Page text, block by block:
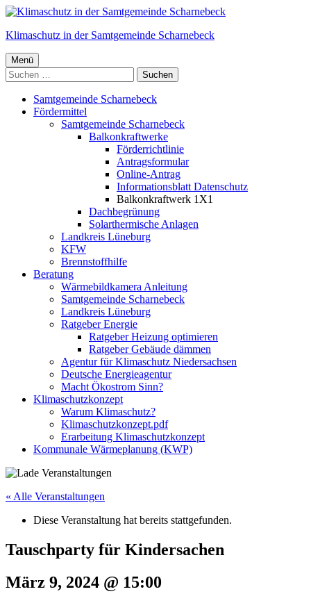
Springe
Inhalt
Klimaschutz in der Samtgemeinde Scharnebeck
Primäres
Menü
Menü
Suchen
nach:
Samtgemeinde Scharnebeck
Fördermittel
Samtgemeinde Scharnebeck
Balkonkraftwerke
Förderrichtlinie
Antragsformular
Online-Antrag
Informationsblatt Datenschutz
Balkonkraftwerk 1X1
Dachbegrünung
Solarthermische Anlagen
Landkreis Lüneburg
KFW
Brennstoffhilfe
Beratung
Wärmebildkamera Anleitung
Samtgemeinde Scharnebeck
Landkreis Lüneburg
Ratgeber Energie
Ratgeber Heizung optimieren
Ratgeber Gebäude dämmen
Agentur für Klimaschutz Niedersachsen
Deutsche Energieagentur
Macht Ökostrom Sinn?
Klimaschutzkonzept
Warum Klimaschutz?
Klimaschutzkonzept.pdf
Erarbeitung Klimaschutzkonzept
Kommunale Wärmeplanung (KWP)
« Alle Veranstaltungen
Diese Veranstaltung hat bereits stattgefunden.
Tauschparty für Kindersachen
März 9, 2024 @ 15:00